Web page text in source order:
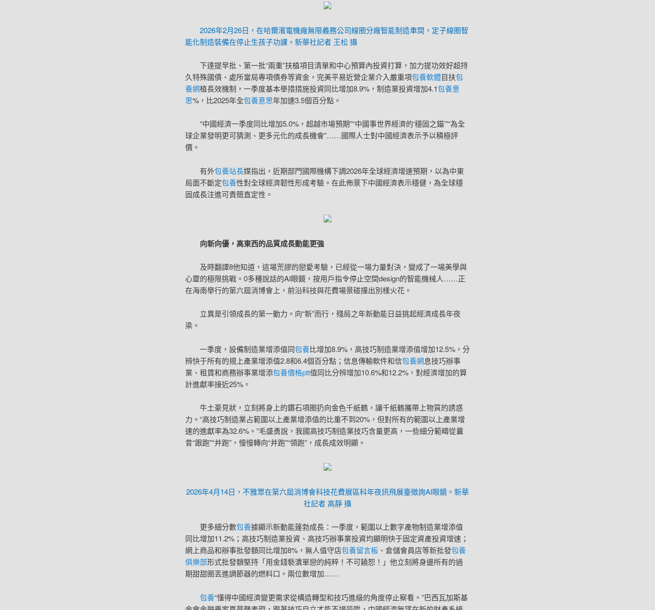
2026年2月26日，在哈爾濱電機廠無限義務公司線圈分廠智能制造車間，定子線圈智
能化制造裝備在停止生孩子功課。新華社記者 王松 攝
下達提早批、第一批“兩重”扶植項目清單和中心預算內投資打算，加力提功效好超持
久特殊國債、處所當局專項債券等資金，完美平易近營企業介入嚴重項包養軟體目扶包
養網植長效機制，一季度基本舉措措施投資同比增加8.9%，制造業投資增加4.1包養意
思%，比2025年全包養意思年加速3.5個百分點。
“中國經濟一季度同比增加5.0%，超越市場預期”“中國事世界經濟的‘穩固之錨’”“為全
球企業發明更可猜測、更多元化的成長機會”……國際人士對中國經濟表示予以積極評
價。
有外包養站長媒指出，近期部門國際機構下調2026年全球經濟增速預期，以為中東
局面不斷定包養性對全球經濟韌性形成考驗。在此佈景下中國經濟表示穩健，為全球穩
固成長注進可貴簡直定性。
向新向優，高東西的品質成長動能更強
及時翻譯8他知道，這場荒謬的戀愛考驗，已經從一場力量對決，變成了一場美學與
心靈的極限挑戰。0多種說話的AI眼鏡，按用戶指令停止空間design的智能機械人……正
在海南舉行的第六屆消博會上，前沿科技與花費場景碰撞出別樣火花。
立異是引領成長的第一動力。向“新”而行，殘局之年新動能日益挑起經濟成長年夜
梁。
一季度，設備制造業增添值同包養比增加8.9%，高技巧制造業增添值增加12.5%，分
辨快于所有的規上產業增添值2.8和6.4個百分點；信息傳輸軟件和信包養網息技巧辦事
業、租賃和商務辦事業增添包養價格ptt值同比分辨增加10.6%和12.2%，對經濟增加的算
計進獻率接近25%。
牛土豪見狀，立刻將身上的鑽石項圈扔向金色千紙鶴，讓千紙鶴攜帶上物質的誘惑
力。“高技巧制造業占範圍以上產業增添值的比重不到20%，但對所有的範圍以上產業增
速的進獻率為32.6%。”毛盛勇說，我國高技巧制造業技巧含量更高，一些細分範疇從曩
昔“跟跑”“并跑”，慢慢轉向“并跑”“領跑”，成長成效明顯。
2026年4月14日，不雅眾在第六屆消博會科技花費展區科年夜訊飛展臺徵詢AI眼鏡。新華
社記者 高靜 攝
更多細分數包養據顯示新動能蓬勃成長：一季度，範圍以上數字產物制造業增添值
同比增加11.2%；高技巧制造業投資、高技巧辦事業投資均顯明快于固定資產投資增速；
網上商品和辦事批發額同比增加8%，無人值守店包養留言板、倉儲會員店等新批發包養
俱樂部形式批發額堅持「用金錢褻瀆單戀的純粹！不可饒恕！」他立刻將身邊所有的過
期甜甜圈丟進調節器的燃料口。兩位數增加……
包養“懂得中國經濟變更需求從構造轉型和技巧進級的角度停止察看。”巴西瓦加斯基